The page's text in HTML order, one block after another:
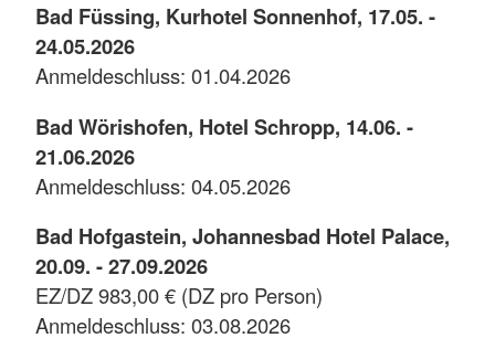
Bad Füssing, Kurhotel Sonnenhof, 17.05. -
24.05.2026
Anmeldeschluss: 01.04.2026
Bad Wörishofen, Hotel Schropp, 14.06. -
21.06.2026
Anmeldeschluss: 04.05.2026
Bad Hofgastein, Johannesbad Hotel Palace,
20.09. - 27.09.2026
EZ/DZ 983,00 € (DZ pro Person)
Anmeldeschluss: 03.08.2026